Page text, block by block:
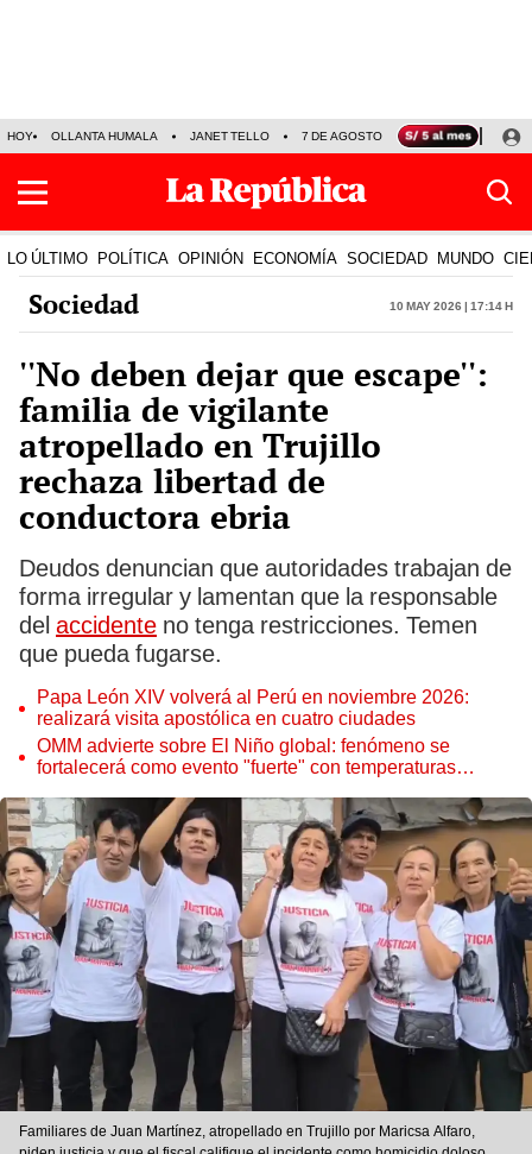
HOY OLLANTA HUMALA JANET TELLO 7 DE AGOSTO TINKA RESULTADOS
LO ÚLTIMO POLÍTICA OPINIÓN ECONOMÍA SOCIEDAD MUNDO
Sociedad 10 May 2026 | 17:14 h
''No deben dejar que escape'':
familia de vigilante
atropellado en Trujillo
rechaza libertad de
conductora ebria
Deudos denuncian que autoridades trabajan de
forma irregular y lamentan que la responsable
del accidente no tenga restricciones. Temen
que pueda fugarse.
Papa León XIV volverá al Perú en noviembre 2026:
realizará visita apostólica en cuatro ciudades
OMM advierte sobre El Niño global: fenómeno se
fortalecerá como evento "fuerte" con temperaturas
Familiares de Juan Martínez, atropellado en Trujillo por Maricsa Alfaro,